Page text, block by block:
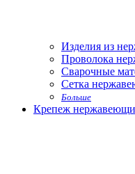
Изделия из
Проволока
Сварочные
Сетка
Больше
Крепеж